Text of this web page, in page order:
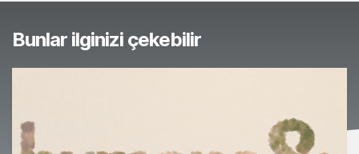
Bunlar ilginizi çekebilir